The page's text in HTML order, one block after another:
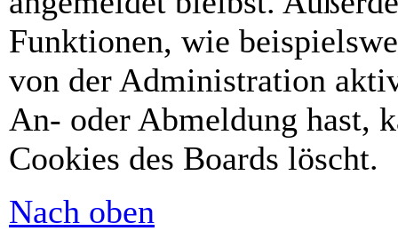
Funktionen, wie
von der Administration
An- oder Abmeldung hast,
Cookies des Boards löscht.
Nach oben